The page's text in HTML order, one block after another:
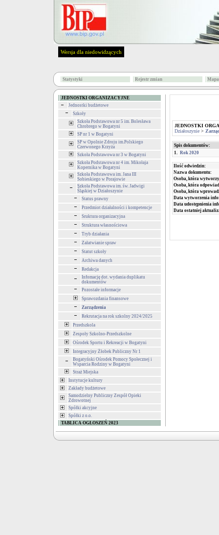
Wersja dla niedowidzących
Statystyki Rejestr zmian
JEDNOSTKI ORGANIZACYJNE
Jednostki budżetowe
Szkoły
Szkoła Podstawowa nr 5 im. Bolesława
Chrobrego w Bogatyni
SP nr 1 w Bogatyni
SP w Opolnie Zdroju im.Polskiego
Czerwonego Krzyża
Szkoła Podstawowa nr 3 w Bogatyni
Szkoła Podstawowa nr 4 im. Mikołaja
Kopernika w Bogatyni
Szkoła Podstawowa im. Jana III
Sobieskiego w Porajowie
Szkoła Podstawowa im. św. Jadwigi
Śląskiej w Działoszynie
Status prawny
Przedmiot działalności i kompetencje
Sruktura organizacyjna
Struktura własnościowa
Tryb działania
Załatwianie spraw
Statut szkoły
Archiwa danych
Redakcja
Infomację dot. wydania duplikatu
dokumentów
Pozostałe informacje
Sprawozdania finansowe
Zarządzenia
Rekrutacja na rok szkolny 2024/2025
Przedszkola
Zespoły Szkolno-Przedszkolne
Ośrodek Sportu i Rekreacji w Bogatyni
Integracyjny Żłobek Publiczny Nr 1
Bogatyński Ośrodek Pomocy Społecznej i
Wsparcia Rodziny w Bogatyni
Straż Miejska
Instytucje kultury
Zakłady budżetowe
Samodzielny Publiczny Zespół Opieki
Zdrowotnej
Spółki akcyjne
Spółki z o.o.
TABLICA OGŁOSZEŃ 2023
JEDNOSTKI
Działoszynie >
Spis dokumentów:
1. Rok 2020
Ilość odwiedzin:
Nazwa dokumentu:
Osoba, która
Osoba, która
Osoba, która
Data wytworzenia
Data udostępnienia
Data ostatniej